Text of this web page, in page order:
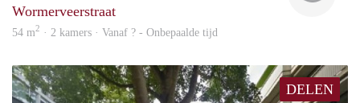
Wormerveerstraat
54 m2 · 2 kamers · Vanaf ? - Onbepaalde tijd
DELEN